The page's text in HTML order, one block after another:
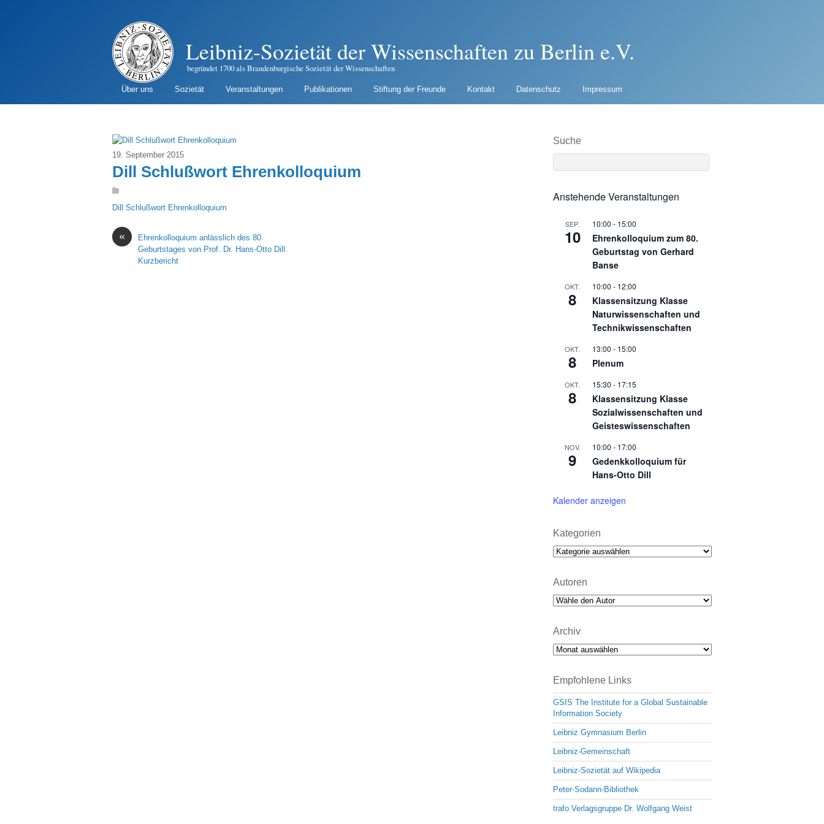
Leibniz-Sozietät der Wissenschaften zu Berlin e.V.
begründet 1700 als Brandenburgische Sozietät der Wissenschaften
Über uns Sozietät Veranstaltungen Publikationen Stiftung der Freunde Kontakt Datenschutz Impressum
19. September 2015
Dill Schlußwort Ehrenkolloquium
Dill Schlußwort Ehrenkolloquium
«
Ehrenkolloquium anlässlich des 80.
Geburtstages von Prof. Dr. Hans-Otto Dill.
Kurzbericht
Suche
Anstehende Veranstaltungen
SEP.
10
10:00 - 15:00
Ehrenkolloquium zum 80.
Geburtstag von Gerhard
Banse
OKT.
8
10:00 - 12:00
Klassensitzung Klasse
Naturwissenschaften und
Technikwissenschaften
OKT.
8
13:00 - 15:00
Plenum
OKT.
8
15:30 - 17:15
Klassensitzung Klasse
Sozialwissenschaften und
Geisteswissenschaften
NOV.
9
10:00 - 17:00
Gedenkkolloquium für
Hans-Otto Dill
Kalender anzeigen
Kategorien
Kategorien
Autoren
Archiv
Archiv
Empfohlene Links
GSIS The Institute for a Global Sustainable
Information Society
Leibniz Gymnasium Berlin
Leibniz-Gemeinschaft
Leibniz-Sozietät auf Wikipedia
Peter-Sodann-Bibliothek
trafo Verlagsgruppe Dr. Wolfgang Weist